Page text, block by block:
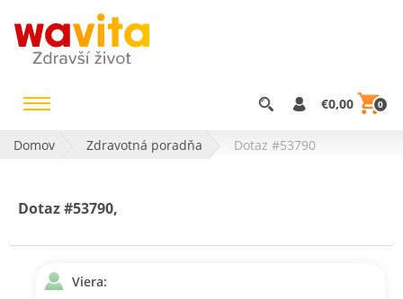
€0,00 0
Domov Zdravotná poradňa Dotaz #53790
Dotaz #53790,
Viera: